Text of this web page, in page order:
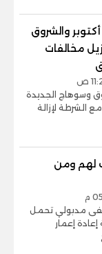
وزير الإسكان: أجهزة مدن 6 أكتوبر والشروق
مخالفات
والشروق وسوهاج الجديدة
الشرطة لإزالة
لهم ومن
مدبولي تحمل
إعمار